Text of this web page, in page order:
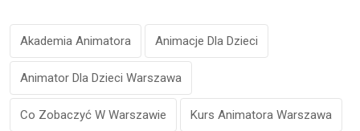
Akademia Animatora Animacje Dla Dzieci
Animator Dla Dzieci Warszawa
Co Zobaczyć W Warszawie Kurs Animatora Warszawa